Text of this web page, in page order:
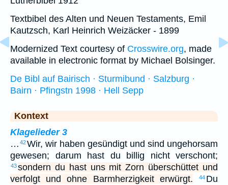
Textbibel des Alten und Neuen Testaments, Emil
Kautzsch, Karl Heinrich Weizäcker - 1899
Modernized Text courtesy of Crosswire.org, made
available in electronic format by Michael Bolsinger.
De Bibl auf Bairisch · Sturmibund · Salzburg ·
Bairn · Pfingstn 1998 · Hell Sepp
Kontext
Klagelieder 3
… 42Wir, wir haben gesündigt und sind ungehorsam
gewesen; darum hast du billig nicht verschont;
43sondern du hast uns mit Zorn überschüttet und
verfolgt und ohne Barmherzigkeit erwürgt.
44 Du